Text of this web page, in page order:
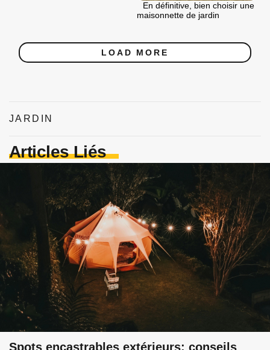
En définitive, bien choisir une
maisonnette de jardin
LOAD MORE
JARDIN
Articles Liés
Spots encastrables extérieurs: conseils